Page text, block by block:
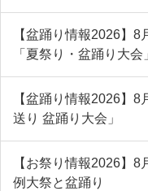
【盆踊り情報2026】
「夏祭り・盆踊り大会
【盆踊り情報2026】
送り 盆踊り大会」
【お祭り情報2026】
例大祭と盆踊り